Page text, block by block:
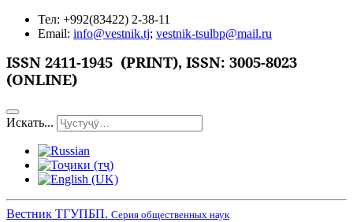
Тел: +992(83422) 2-38-11
Email: info@vestnik.tj; vestnik-tsulbp@mail.ru
ISSN 2411-1945 (PRINT), ISSN: 3005-8023
(ONLINE)
Искать...
Вестник ТГУПБП. Серия общественных наук